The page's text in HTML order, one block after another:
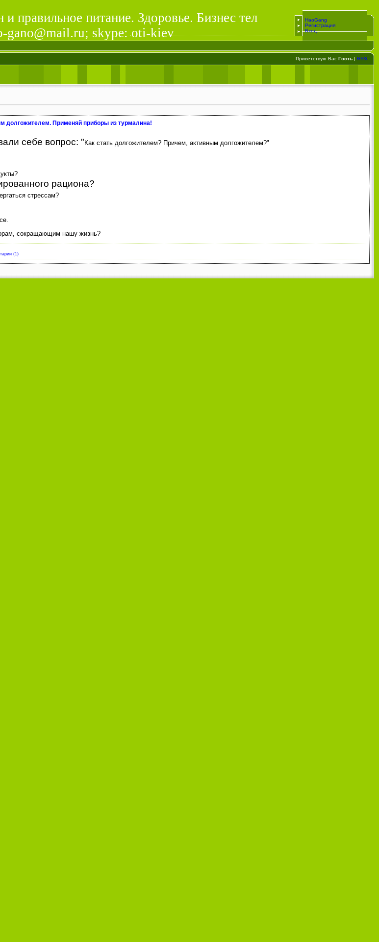
правильное питание. Здоровье. Бизнес тел
gano@mail.ru; skype: oti-kiev
HaoGang
Регистрация
Вход
Приветствую Вас Гость | RSS
долгожителем. Применяй приборы из турмалина!
себе вопрос: " Как стать долгожителем? Причем, активным долгожителем?"
рациона?
стрессам?
сокращающим нашу жизнь?
(1)